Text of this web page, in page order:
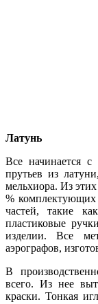
Латунь
Все начинается с
прутьев из
мельхиора. Из
% комплектующих
частей, такие
пластиковые
изделии. Все
аэрографов,
В
всего. Из нее
краски. Тонкая